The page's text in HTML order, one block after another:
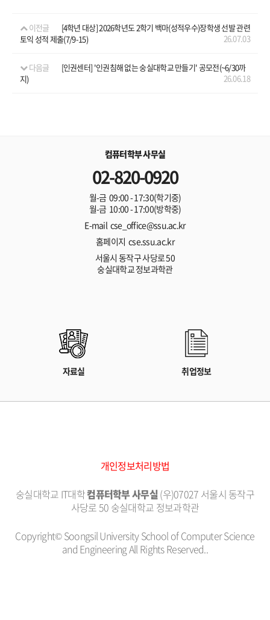
이전글
[4학년 대상] 2026학년도 2학기 백마(성적우수)장학생 선발 관련
토익 성적 제출(7/9-15)
26.07.03
다음글
[인권센터] '인권침해 없는 숭실대학교 만들기' 공모전(~6/30까
지)
26.06.18
컴퓨터학부 사무실
02-820-0920
월-금 09:00 - 17:30(학기중)
월-금 10:00 - 17:00(방학중)
E-mail cse_office@ssu.ac.kr
홈페이지 cse.ssu.ac.kr
서울시 동작구 사당로 50
숭실대학교 정보과학관
자료실 취업정보
개인정보처리방법
숭실대학교 IT대학컴퓨터학부 사무실 (우)07027 서울시 동작구
사당로 50 숭실대학교 정보과학관
Copyright© Soongsil University School of Computer Science
and Engineering All Rights Reserved..